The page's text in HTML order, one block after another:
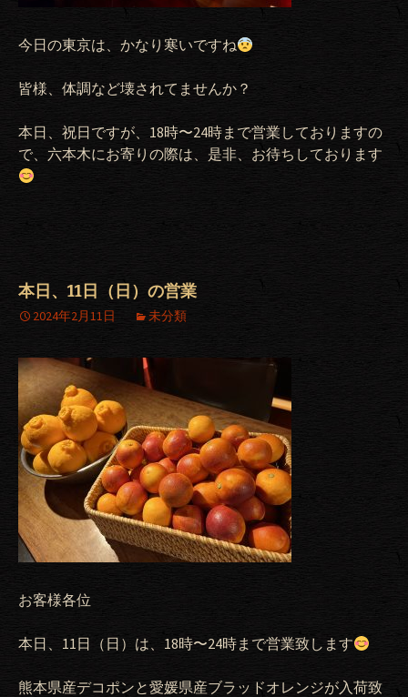
今日の東京は、かなり寒いですね
皆様、体調など壊されてませんか？
本日、 祝日ですが、18時〜24時まで営業しておりますの
で、六本木にお寄りの際は、是非、お待ちしております
本日、11日（日）の営業
2024年2月11日 未分類
お客様各位
本日、11日（日）は、18時〜24時まで営業致します
熊本県産デコポンと愛媛県産ブラッドオレンジが入荷致